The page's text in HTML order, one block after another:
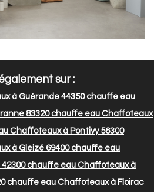
sur :
à Guérande 44350chauffe eau
83320chauffe eau Chaffoteaux
Chaffoteaux à Pontivy 56300
à Gleizé 69400chauffe eau
chauffe eau Chaffoteaux à
chauffe eau Chaffoteaux à Floirac